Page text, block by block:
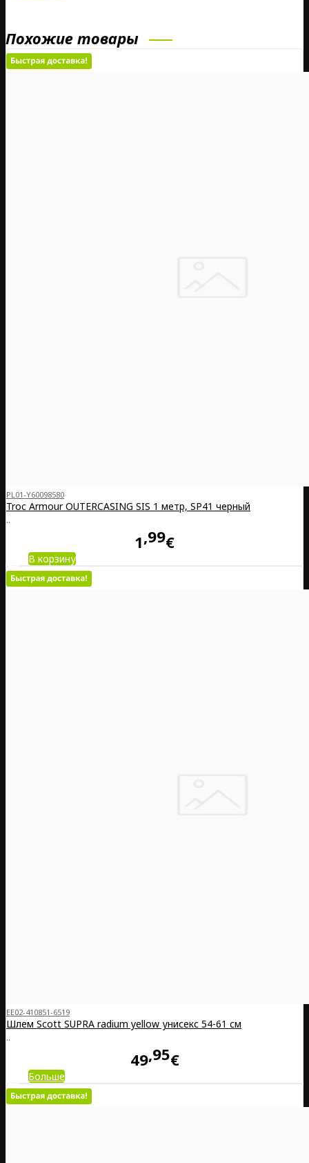
Похожие товары
PL01-Y60098580
Troc Armour OUTERCASING SIS 1 метр, SP41 черный
..
1 99€
В корзину
EE02-410851-6519
Шлем Scott SUPRA radium yellow унисекс 54-61 см
..
49 95€
Больше